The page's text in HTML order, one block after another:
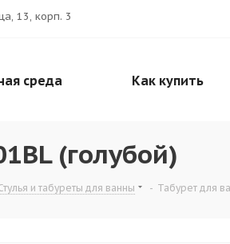
13, корп. 3
среда Как купить
(голубой)
и табуреты для ванны - Табурет для